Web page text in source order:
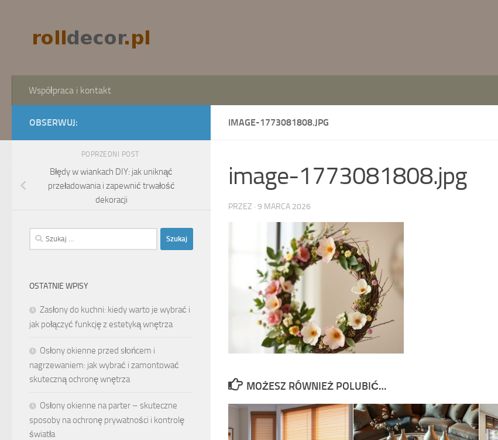
Współpraca i kontakt
IMAGE-1773081808.JPG
image-1773081808.jpg
PRZEZ · 9 MARCA 2026
MOŻESZ RÓWNIEŻ POLUBIĆ…
OBSERWUJ:
POPRZEDNI POST
Błędy w wiankach DIY: jak uniknąć
przeładowania i zapewnić trwałość
dekoracji
Szukaj:
OSTATNIE WPISY
Zasłony do kuchni: kiedy warto je wybrać i
jak połączyć funkcję z estetyką wnętrza
Osłony okienne przed słońcem i
nagrzewaniem: jak wybrać i zamontować
skuteczną ochronę wnętrza
Osłony okienne na parter – skuteczne
sposoby na ochronę prywatności i kontrolę
światła